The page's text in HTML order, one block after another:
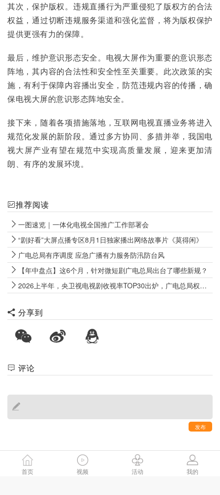
其次，保护版权。违规直播行为严重侵犯了版权方的合法
权益，通过切断违规服务渠道和强化监督，将为版权保护
提供更强有力的保障。
最后，维护意识形态安全。电视大屏作为重要的意识形态
阵地，其内容的合法性和安全性至关重要。此次政策的实
施，有利于保障内容播出安全，防范违规内容的传播，确
保电视大屏的意识形态阵地安全。
接下来，随着各项措施落地，互联网电视直播业务将进入
规范化发展的新阶段。通过多方协同、多措并举，我国电
视大屏产业有望在规范中实现高质量发展，迎来更加清
朗、有序的发展环境。
推荐阅读
一图速览｜一体化电视全国推广工作部署会
“剧好看”大屏点播专区8月1日独家播出网络故事片《莫得闲》
广电总局有序调度 应急广播有力服务防汛防台风
【年中盘点】这6个月，针对微短剧广电总局出台了哪些新规？
2026上半年，央卫视电视剧收视率TOP30出炉，广电总局权威数据来了
分享到
评论
发布
首页 视频 活动 我的